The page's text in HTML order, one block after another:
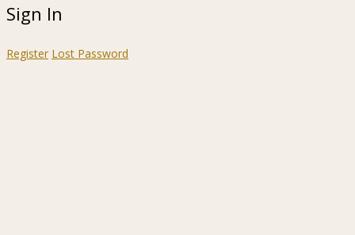
Sign In
Register Lost Password